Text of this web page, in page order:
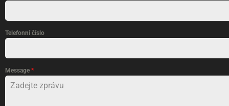
Telefonní číslo
Message *